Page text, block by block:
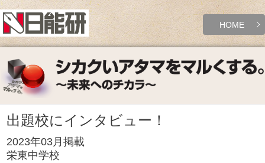
HOME
出題校にインタビュー！
2023年03月掲載
栄東中学校